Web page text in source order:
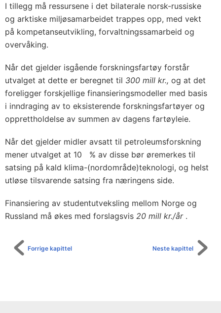
I tillegg må ressursene i det bilaterale norsk-russiske
og arktiske miljøsamarbeidet trappes opp, med vekt
på kompetanseutvikling, forvaltningssamarbeid og
overvåking.
Når det gjelder isgående forskningsfartøy forstår
utvalget at dette er beregnet til 300 mill kr., og at det
foreligger forskjellige finansieringsmodeller med basis
i inndraging av to eksisterende forskningsfartøyer og
opprettholdelse av summen av dagens fartøyleie.
Når det gjelder midler avsatt til petroleumsforskning
mener utvalget at 10 % av disse bør øremerkes til
satsing på kald klima-(nordområde)teknologi, og helst
utløse tilsvarende satsing fra næringens side.
Finansiering av studentutveksling mellom Norge og
Russland må økes med forslagsvis 20 mill kr./år.
Neste kapittel
Forrige kapittel